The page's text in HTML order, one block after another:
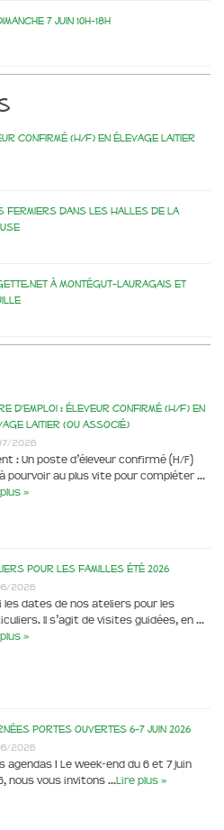
7 juin 10h-18h
confirmé (H/F) en élevage laitier
fermiers dans les Halles de la
à Montégut-Lauragais et
d’emploi : éleveur confirmé (H/F) en
laitier (ou associé)
2026
: Un poste d’éleveur confirmé (H/F)
pourvoir au plus vite pour compléter …
»
pour les familles été 2026
2026
les dates de nos ateliers pour les
Il s’agit de visites guidées, en …
»
portes ouvertes 6-7 juin 2026
2026
agendas ! Le week-end du 6 et 7 juin
nous vous invitons …Lire plus »